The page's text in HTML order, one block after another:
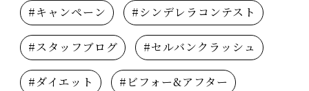
#キャンペーン #シンデレラコンテスト
#スタッフブログ #セルバンクラッシュ
#ダイエット #ビフォー&アフター